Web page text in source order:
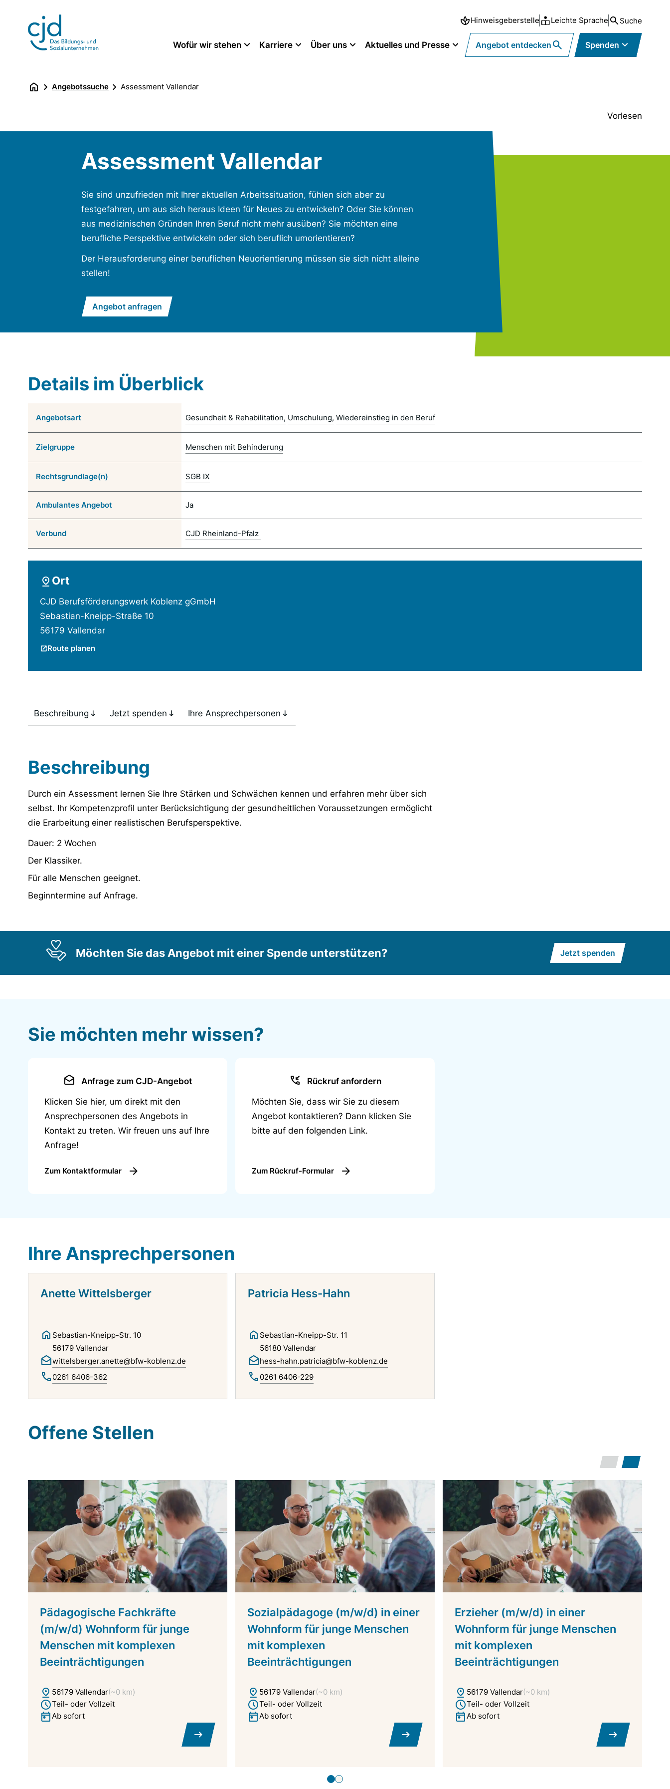
Hinweisgeberstelle Leichte Sprache Suche
Wofür wir stehen Karriere Über uns Aktuelles und Presse Angebot entdecken Spenden
Angebotssuche Assessment Vallendar
Vorlesen
Assessment Vallendar
Sie sind unzufrieden mit Ihrer aktuellen Arbeitssituation, fühlen sich aber zu
festgefahren, um aus sich heraus Ideen für Neues zu entwickeln? Oder Sie können
aus medizinischen Gründen Ihren Beruf nicht mehr ausüben? Sie möchten eine
berufliche Perspektive entwickeln oder sich beruflich umorientieren?
Der Herausforderung einer beruflichen Neuorientierung müssen sie sich nicht alleine
stellen!
Angebot anfragen
Details im Überblick
Angebotsart Gesundheit & Rehabilitation Umschulung Wiedereinstieg in den Beruf
Zielgruppe Menschen mit Behinderung
Rechtsgrundlage(n) SGB IX
Ambulantes Angebot Ja
Verbund CJD Rheinland-Pfalz
Ort
CJD Berufsförderungswerk Koblenz gGmbH
Sebastian-Kneipp-Straße 10
56179 Vallendar
Route planen
Beschreibung Jetzt spenden Ihre Ansprechpersonen
Beschreibung
Durch ein Assessment lernen Sie Ihre Stärken und Schwächen kennen und erfahren mehr über sich
selbst. Ihr Kompetenzprofil unter Berücksichtigung der gesundheitlichen Voraussetzungen ermöglicht
die Erarbeitung einer realistischen Berufsperspektive.
Dauer: 2 Wochen
Der Klassiker.
Für alle Menschen geeignet.
Beginntermine auf Anfrage.
Möchten Sie das Angebot mit einer Spende unterstützen? Jetzt spenden
Sie möchten mehr wissen?
Anfrage zum CJD-Angebot
Klicken Sie hier, um direkt mit den
Ansprechpersonen des Angebots in
Kontakt zu treten. Wir freuen uns auf Ihre
Anfrage!
Zum Kontaktformular
Rückruf anfordern
Möchten Sie, dass wir Sie zu diesem
Angebot kontaktieren? Dann klicken Sie
bitte auf den folgenden Link.
Zum Rückruf-Formular
Ihre Ansprechpersonen
Anette Wittelsberger
Sebastian-Kneipp-Str. 10
56179 Vallendar
wittelsberger.anette@bfw-koblenz.de
0261 6406-362
Patricia Hess-Hahn
Sebastian-Kneipp-Str. 11
56180 Vallendar
hess-hahn.patricia@bfw-koblenz.de
0261 6406-229
Offene Stellen
Pädagogische Fachkräfte
(m/w/d) Wohnform für junge
Menschen mit komplexen
Beeinträchtigungen
56179 Vallendar(~0 km)
Teil- oder Vollzeit
Ab sofort
Sozialpädagoge (m/w/d) in einer
Wohnform für junge Menschen
mit komplexen
Beeinträchtigungen
56179 Vallendar(~0 km)
Teil- oder Vollzeit
Ab sofort
Erzieher (m/w/d) in einer
Wohnform für junge Menschen
mit komplexen
Beeinträchtigungen
56179 Vallendar(~0 km)
Teil- oder Vollzeit
Ab sofort